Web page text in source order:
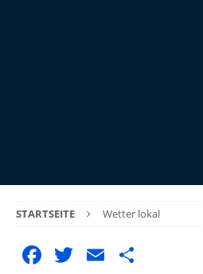
STARTSEITE Wetter lokal
F T E